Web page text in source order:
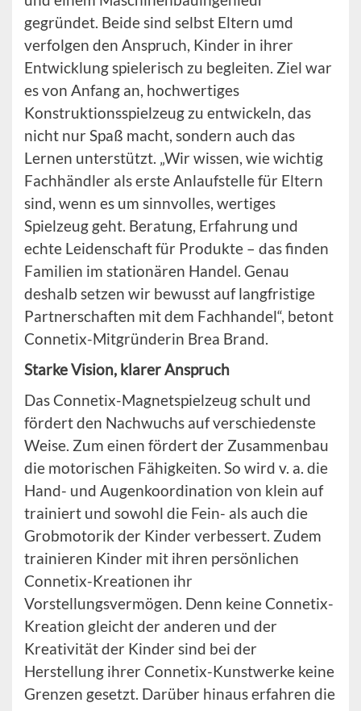
gegründet. Beide sind selbst Eltern umd
verfolgen den Anspruch, Kinder in ihrer
Entwicklung spielerisch zu begleiten. Ziel war
es von Anfang an, hochwertiges
Konstruktionsspielzeug zu entwickeln, das
nicht nur Spaß macht, sondern auch das
Lernen unterstützt. „Wir wissen, wie wichtig
Fachhändler als erste Anlaufstelle für Eltern
sind, wenn es um sinnvolles, wertiges
Spielzeug geht. Beratung, Erfahrung und
echte Leidenschaft für Produkte – das finden
Familien im stationären Handel. Genau
deshalb setzen wir bewusst auf langfristige
Partnerschaften mit dem Fachhandel“, betont
Connetix-Mitgründerin Brea Brand.
Starke Vision, klarer Anspruch
Das Connetix-Magnetspielzeug schult und
fördert den Nachwuchs auf verschiedenste
Weise. Zum einen fördert der Zusammenbau
die motorischen Fähigkeiten. So wird v. a. die
Hand- und Augenkoordination von klein auf
trainiert und sowohl die Fein- als auch die
Grobmotorik der Kinder verbessert. Zudem
trainieren Kinder mit ihren persönlichen
Connetix-Kreationen ihr
Vorstellungsvermögen. Denn keine Connetix-
Kreation gleicht der anderen und der
Kreativität der Kinder sind bei der
Herstellung ihrer Connetix-Kunstwerke keine
Grenzen gesetzt. Darüber hinaus erfahren die